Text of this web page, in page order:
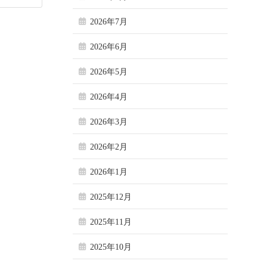
2026年7月
2026年6月
2026年5月
2026年4月
2026年3月
2026年2月
2026年1月
2025年12月
2025年11月
2025年10月